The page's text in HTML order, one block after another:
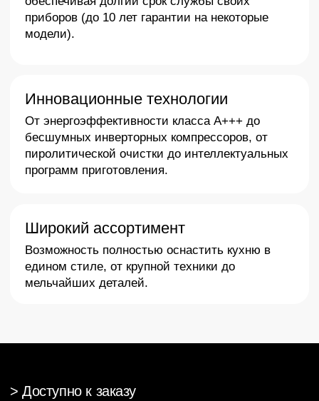
Оставьте Вашу заявку
Менеджер свяжется с Вами
и подберет вариант под бюджет,
пожелания и интерьер
Заказать звонок
Почемузаказать
«Арго» – ваш эксперт по поставке премиальной
бытовой техники Smeg в ХМАО. Мы гарантируем: